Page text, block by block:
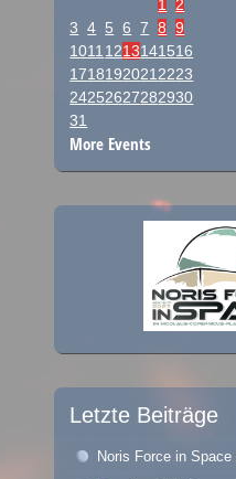
1
2
3 4 5 6 7 8 9
1011 1213141516
1718192021 2223
24252627282930
31
More Events
Letzte Beiträge
Noris Force in Space